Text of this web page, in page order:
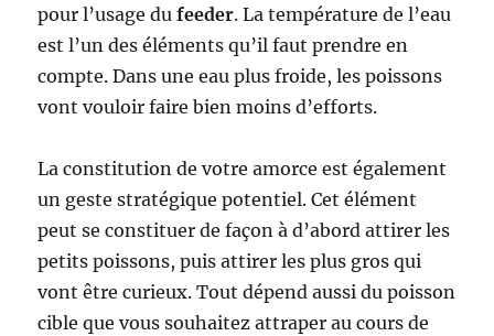
pour l’usage dufeeder. La température de l’eau
est l’un des éléments qu’il faut prendre en
compte. Dans une eau plus froide, les poissons
vont vouloir faire bien moins d’efforts.
La constitution de votre amorce est également
un geste stratégique potentiel. Cet élément
peut se constituer de façon à d’abord attirer les
petits poissons, puis attirer les plus gros qui
vont être curieux. Tout dépend aussi du poisson
cible que vous souhaitez attraper au cours de